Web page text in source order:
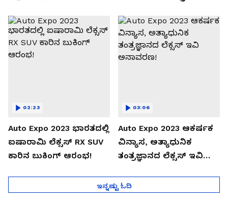
Auto Expo 2023 ಭಾರತದಲ್ಲಿ
ಐಷಾರಾಮಿ ಲೆಕ್ಸಸ್ RX SUV
ಕಾರಿನ ಬುಕಿಂಗ್ ಆರಂಭ!
02:23
Auto Expo 2023 ಆಕರ್ಷಕ
ವಿನ್ಯಾಸ, ಅತ್ಯಾಧುನಿಕ
ತಂತ್ರಜ್ಞಾನದ ಲೆಕ್ಸಸ್ ಇವಿ
03:06
ಇನ್ನಷ್ಟು ಓದಿ